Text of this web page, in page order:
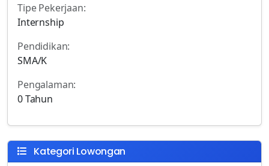
Tipe Pekerjaan:
Internship
Pendidikan:
SMA/K
Pengalaman:
0 Tahun
Kategori Lowongan